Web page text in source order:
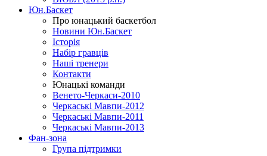
Юн.Баскет
Про юнацький баскетбол
Новини Юн.Баскет
Історія
Набір гравців
Наші тренери
Контакти
Юнацькі команди
Венето-Черкаси-2010
Черкаські Мавпи-2012
Черкаські Мавпи-2011
Черкаські Мавпи-2013
Фан-зона
Група підтримки